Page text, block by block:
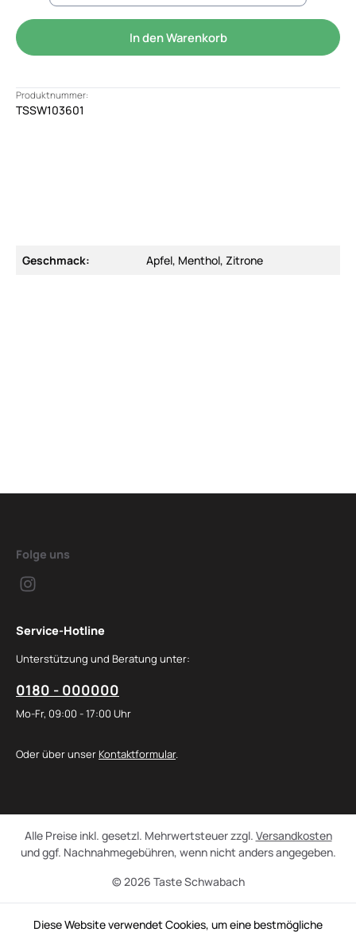
In den Warenkorb
Produktnummer:
TSSW103601
Geschmack: Apfel, Menthol, Zitrone
Folge uns
Service-Hotline
Unterstützung und Beratung unter:
0180 - 000000
Mo-Fr, 09:00 - 17:00 Uhr
Oder über unser Kontaktformular.
© 2026 Taste Schwabach
Alle Preise inkl. gesetzl. Mehrwertsteuer zzgl. Versandkosten
und ggf. Nachnahmegebühren, wenn nicht anders angegeben.
Diese Website verwendet Cookies, um eine bestmögliche